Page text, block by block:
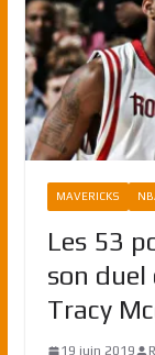
MAVERICKS
Les 53
son
Tracy
19 juin 2019